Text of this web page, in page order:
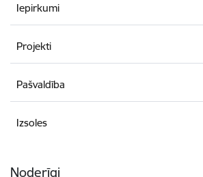
Iepirkumi
Projekti
Pašvaldība
Izsoles
Noderīgi